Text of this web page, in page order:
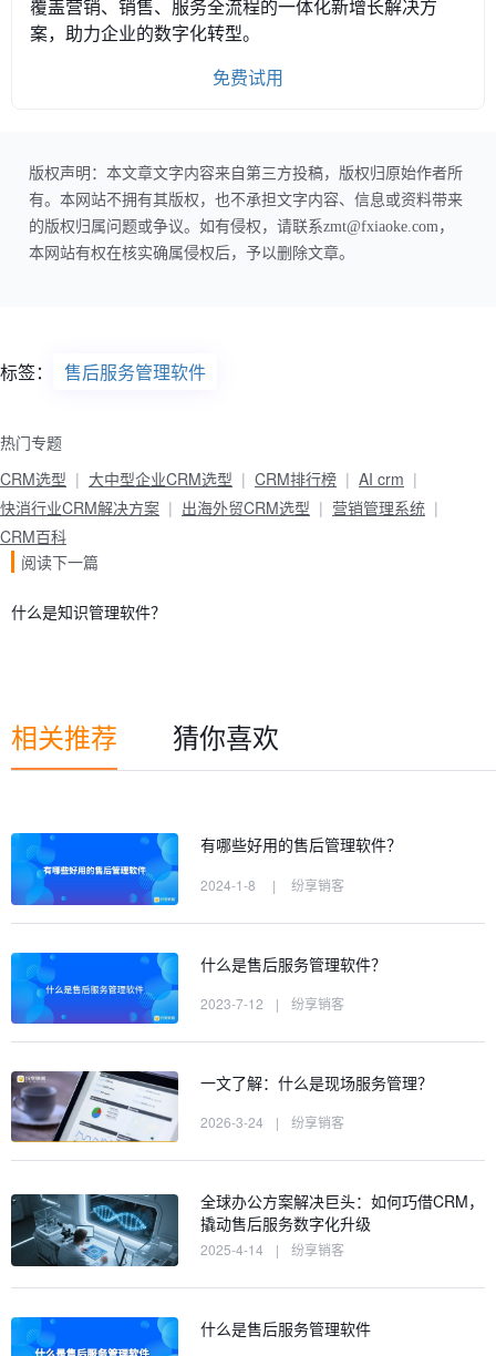
覆盖营销、销售、服务全流程的一体化新增长解决方
案，助力企业的数字化转型。
免费试用
版权声明：本文章文字内容来自第三方投稿，版权归原始作者所
有。本网站不拥有其版权，也不承担文字内容、信息或资料带来
的版权归属问题或争议。如有侵权，请联系zmt@fxiaoke.com，
本网站有权在核实确属侵权后，予以删除文章。
标签： 售后服务管理软件
热门专题
CRM选型
大中型企业CRM选型 CRM排行榜
AI crm
快消行业CRM解决方案
出海外贸CRM选型
营销管理系统
CRM百科
阅读下一篇
什么是知识管理软件？
相关推荐 猜你喜欢
有哪些好用的售后管理软件？
2024-1-8 | 纷享销客
什么是售后服务管理软件？
2023-7-12 | 纷享销客
一文了解：什么是现场服务管理？
2026-3-24 | 纷享销客
全球办公方案解决巨头：如何巧借CRM，
撬动售后服务数字化升级
2025-4-14 | 纷享销客
什么是售后服务管理软件